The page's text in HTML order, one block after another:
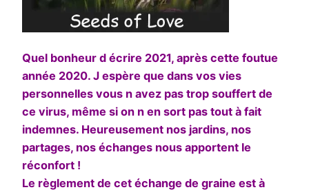
Quel bonheur d écrire 2021, après cette foutue
année 2020. J espère que dans vos vies
personnelles vous n avez pas trop souffert de
ce virus, même si on n en sort pas tout à fait
indemnes. Heureusement nos jardins, nos
partages, nos échanges nous apportent le
réconfort !
Le règlement de cet échange de graine est à